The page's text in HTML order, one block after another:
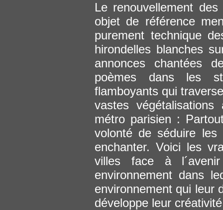
Le renouvellement
objet de référence
purement technique
hirondelles blanches
annonces chantées
poèmes dans les
flamboyants qui
vastes
métro parisien :
volonté de séduire
enchanter. Voici les
villes face à
environnement dans
environnement qui leur
développe leur